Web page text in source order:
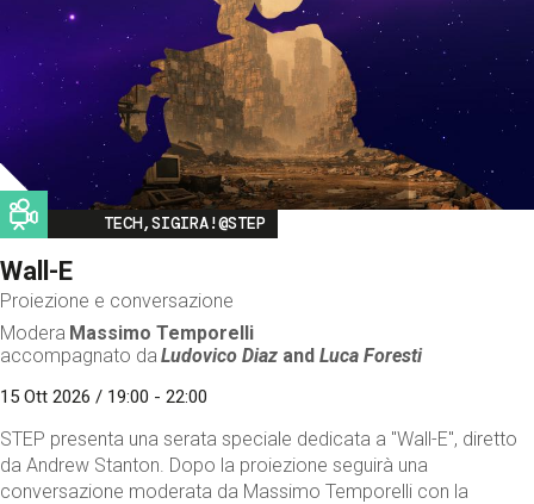
Image
TECH,SIGIRA!@STEP
Wall-E
Proiezione e conversazione
Modera Massimo Temporelli
accompagnato da Ludovico Diaz andLuca Foresti
15 Ott 2026 / 19:00 - 22:00
STEP presenta una serata speciale dedicata a "Wall-E", diretto
da Andrew Stanton. Dopo la proiezione seguirà una
conversazione moderata da Massimo Temporelli con la